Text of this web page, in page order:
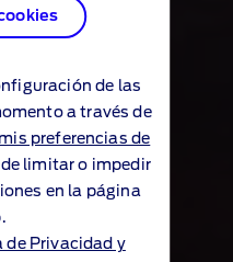
de las
a través de
preferencias de
limitar o impedir
en la página
de Privacidad y